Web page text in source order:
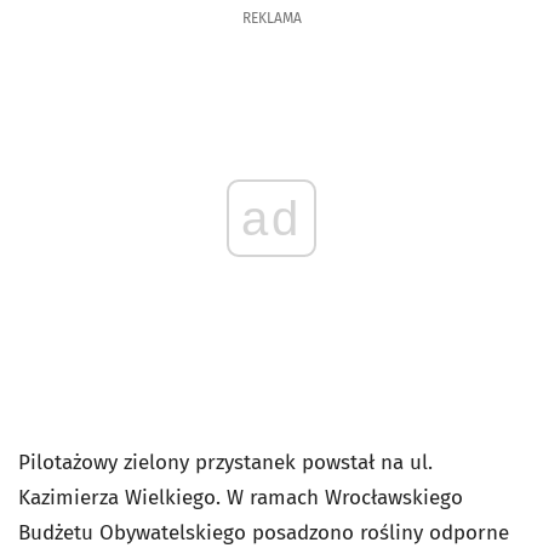
REKLAMA
ad
Pilotażowy zielony przystanek powstał na ul.
Kazimierza Wielkiego. W ramach Wrocławskiego
Budżetu Obywatelskiego posadzono rośliny odporne